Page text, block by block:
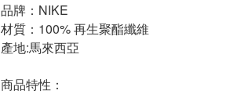
品牌：NIKE
材質：100% 再生聚酯纖維
產地:馬來西亞
商品特性：